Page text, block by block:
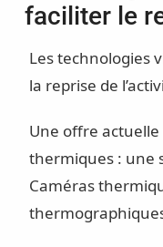
faciliter le
Les technologies
la reprise de
Une offre
thermiques : une
Caméras